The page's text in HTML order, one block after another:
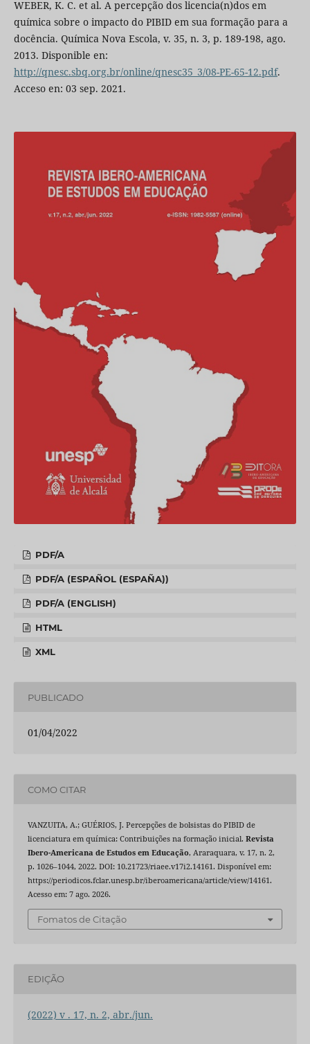
WEBER, K. C. et al. A percepção dos licencia(n)dos em
química sobre o impacto do PIBID em sua formação para a
docência. Química Nova Escola, v. 35, n. 3, p. 189-198, ago.
2013. Disponible en:
http://qnesc.sbq.org.br/online/qnesc35_3/08-PE-65-12.pdf.
Acceso en: 03 sep. 2021.
PDF/A
PDF/A (ESPAÑOL (ESPAÑA))
PDF/A (ENGLISH)
HTML
XML
PUBLICADO
01/04/2022
COMO CITAR
VANZUITA, A.; GUÉRIOS, J. Percepções de bolsistas do PIBID de
licenciatura em química: Contribuições na formação inicial. Revista
Ibero-Americana de Estudos em Educação, Araraquara, v. 17, n. 2,
p. 1026–1044, 2022. DOI: 10.21723/riaee.v17i2.14161. Disponível em:
https://periodicos.fclar.unesp.br/iberoamericana/article/view/14161.
Acesso em: 7 ago. 2026.
Fomatos de Citação
EDIÇÃO
(2022) v . 17, n. 2, abr./jun.